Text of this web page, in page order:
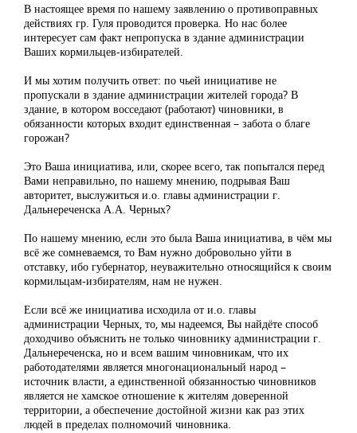
В настоящее время по нашему заявлению о противоправных
действиях гр. Гуля проводится проверка. Но нас более
интересует сам факт непропуска в здание администрации
Ваших кормильцев-избирателей.
И мы хотим получить ответ: по чьей инициативе не
пропускали в здание администрации жителей города? В
здание, в котором восседают (работают) чиновники, в
обязанности которых входит единственная – забота о благе
горожан?
Это Ваша инициатива, или, скорее всего, так попытался перед
Вами неправильно, по нашему мнению, подрывая Ваш
авторитет, выслужиться и.о. главы администрации г.
Дальнереченска А.А. Черных?
По нашему мнению, если это была Ваша инициатива, в чём мы
всё же сомневаемся, то Вам нужно добровольно уйти в
отставку, ибо губернатор, неуважительно относящийся к своим
кормильцам-избирателям, нам не нужен.
Если всё же инициатива исходила от и.о. главы
администрации Черных, то, мы надеемся, Вы найдёте способ
доходчиво объяснить не только чиновнику администрации г.
Дальнереченска, но и всем вашим чиновникам, что их
работодателями является многонациональный народ –
источник власти, а единственной обязанностью чиновников
является не хамское отношение к жителям доверенной
территории, а обеспечение достойной жизни как раз этих
людей в пределах полномочий чиновника.